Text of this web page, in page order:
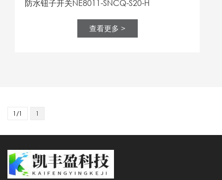
防水钮子开关NE8011-SNCQ-S20-H
查看更多 >
1
1/1